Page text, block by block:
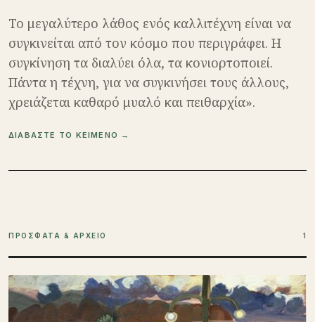
Το μεγαλύτερο λάθος ενός καλλιτέχνη είναι να
συγκινείται από τον κόσμο που περιγράφει. Η
συγκίνηση τα διαλύει όλα, τα κονιορτοποιεί.
Πάντα η τέχνη, για να συγκινήσει τους άλλους,
χρειάζεται καθαρό μυαλό και πειθαρχία».
ΔΙΑΒΑΣΤΕ ΤΟ ΚΕΙΜΕΝΟ →
ΠΡΟΣΦΑΤΑ & ΑΡΧΕΙΟ 1